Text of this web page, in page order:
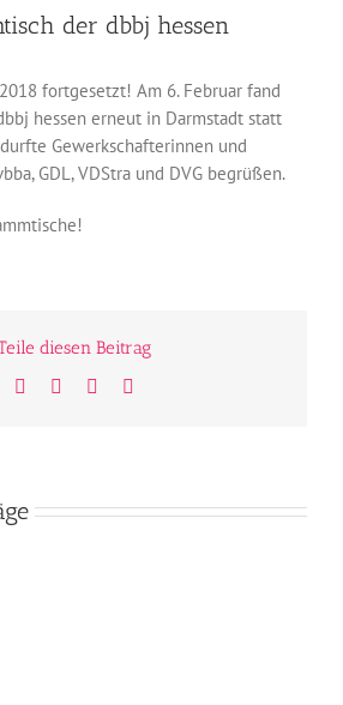
der dbbj hessen
fortgesetzt! Am 6. Februar fand
hessen erneut in Darmstadt statt
Gewerkschafterinnen und
GDL, VDStra und DVG begrüßen.
diesen Beitrag
Facebook
TwitterWhatsApp